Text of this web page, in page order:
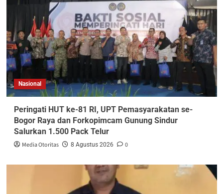
Nasional
Peringati HUT ke-81 RI, UPT Pemasyarakatan se-
Bogor Raya dan Forkopimcam Gunung Sindur
Salurkan 1.500 Pack Telur
Media Otoritas 8 Agustus 2026 0